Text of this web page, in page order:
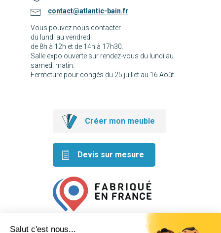
contact@atlantic-bain.fr
Vous pouvez nous contacter
du lundi au vendredi
de 8h à 12h et de 14h à 17h30.
Salle expo ouverte sur rendez-vous du lundi au
samedi matin.
Fermeture pour congés du 25 juillet au 16 Août.
Créer mon meuble
Devis sur mesure
Retrouvez nos idées créatives